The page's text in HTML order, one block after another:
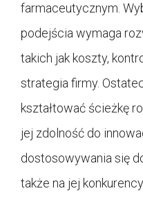
farmaceutycznym.
podejścia wymaga
takich jak koszty,
strategia firmy.
kształtować ścieżkę
jej zdolność do
dostosowywania się
także na jej